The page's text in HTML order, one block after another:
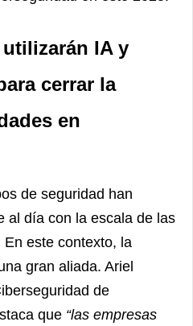
IA y
cerrar la
en
de seguridad han
al día con la escala de las
este contexto, la
gran aliada. Ariel
de
que “las empresas